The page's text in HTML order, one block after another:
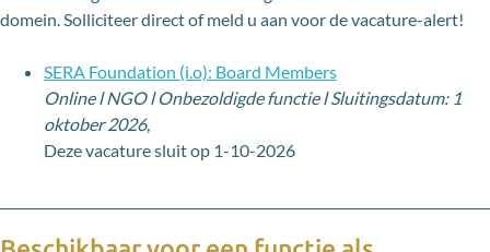
domein. Solliciteer direct of meld u aan voor de vacature-alert!
SERA Foundation (i.o): Board Members
Online l NGO l Onbezoldigde functie l Sluitingsdatum: 1
oktober 2026,
Deze vacature sluit op 1-10-2026